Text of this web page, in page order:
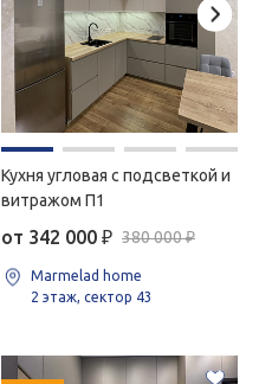
Кухня угловая с подсветкой и
витражом П1
от 342 000 ₽ 380 000 ₽
Marmelad home
2 этаж, сектор 43